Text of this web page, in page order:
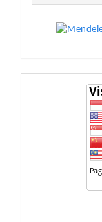
statistic